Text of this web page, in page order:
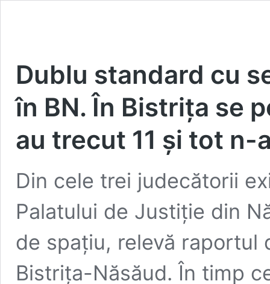
Dublu standard cu
în BN. În Bistrița se
au trecut 11 și tot
Din cele trei judecătorii
Palatului de Justiție din
de spațiu, relevă raportul
Bistrița-Năsăud. În timp